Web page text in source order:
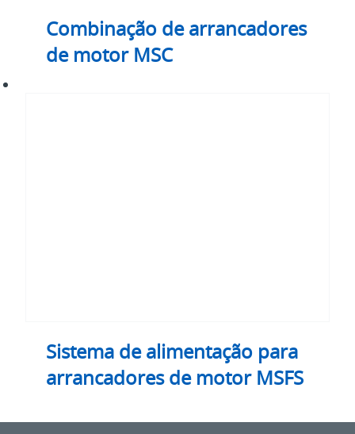
Combinação de arrancadores
de motor MSC
Sistema de alimentação para
arrancadores de motor MSFS